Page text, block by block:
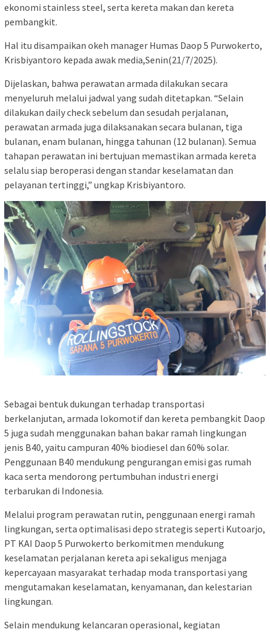
ekonomi stainless steel, serta kereta makan dan kereta
pembangkit.
Hal itu disampaikan okeh manager Humas Daop 5 Purwokerto,
Krisbiyantoro kepada awak media,Senin(21/7/2025).
Dijelaskan, bahwa perawatan armada dilakukan secara
menyeluruh melalui jadwal yang sudah ditetapkan. “Selain
dilakukan daily check sebelum dan sesudah perjalanan,
perawatan armada juga dilaksanakan secara bulanan, tiga
bulanan, enam bulanan, hingga tahunan (12 bulanan). Semua
tahapan perawatan ini bertujuan memastikan armada kereta
selalu siap beroperasi dengan standar keselamatan dan
pelayanan tertinggi,” ungkap Krisbiyantoro.
Sebagai bentuk dukungan terhadap transportasi
berkelanjutan, armada lokomotif dan kereta pembangkit Daop
5 juga sudah menggunakan bahan bakar ramah lingkungan
jenis B40, yaitu campuran 40% biodiesel dan 60% solar.
Penggunaan B40 mendukung pengurangan emisi gas rumah
kaca serta mendorong pertumbuhan industri energi
terbarukan di Indonesia.
Melalui program perawatan rutin, penggunaan energi ramah
lingkungan, serta optimalisasi depo strategis seperti Kutoarjo,
PT KAI Daop 5 Purwokerto berkomitmen mendukung
keselamatan perjalanan kereta api sekaligus menjaga
kepercayaan masyarakat terhadap moda transportasi yang
mengutamakan keselamatan, kenyamanan, dan kelestarian
lingkungan.
Selain mendukung kelancaran operasional, kegiatan